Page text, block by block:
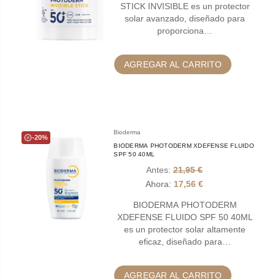
STICK INVISIBLE es un protector
solar avanzado, diseñado para
proporciona…
AGREGAR AL CARRITO
-20%
Bioderma
BIODERMA PHOTODERM XDEFENSE FLUIDO
SPF 50 40ML
Antes: 21,95 €
Ahora: 17,56 €
BIODERMA PHOTODERM
XDEFENSE FLUIDO SPF 50 40ML
es un protector solar altamente
eficaz, diseñado para…
AGREGAR AL CARRITO